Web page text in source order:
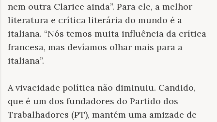
nem outra Clarice ainda”. Para ele, a melhor
literatura e crítica literária do mundo é a
italiana. “Nós temos muita influência da crítica
francesa, mas devíamos olhar mais para a
italiana”.
A vivacidade política não diminuiu. Candido,
que é um dos fundadores do Partido dos
Trabalhadores (PT), mantém uma amizade de